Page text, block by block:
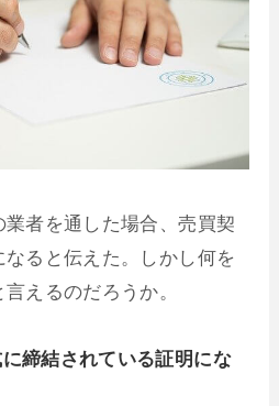
者を通した場合、売買契
ると伝えた。しかし何を
えるのだろうか。
締結されている証明にな